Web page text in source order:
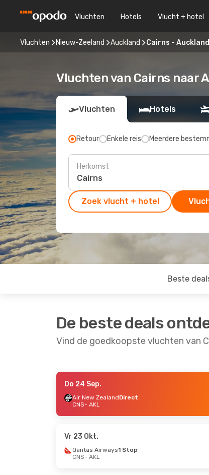
Vluchten Hotels Vlucht + hotel
Vluchten Nieuw-Zeeland Auckland Cairns - Auckland
Vluchten van Cairns naar
Vluchten Hotels
Retour Enkele reis Meerdere
Herkomst
Zoek vlucht + hotel
Beste
De beste deals
Vind de goedkoopste vluchten van
- Zo 4 Okt.
Direct
Do 24 Sep.
Air New ZealandDirect
CNS- AKL
Vr 23 Okt.
Qantas Airways1 Stop
CNS- AKL